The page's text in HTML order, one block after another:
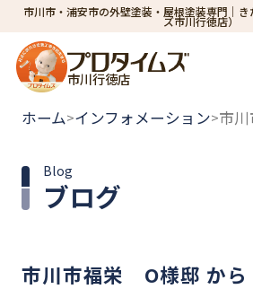
市川市・浦安市の外壁塗装・屋根塗装専門｜
ズ市川行徳店）
市川行徳店
ホーム>インフォメーション>
ブログ
Blog
市川市福栄 O様邸 から